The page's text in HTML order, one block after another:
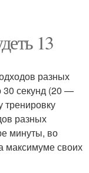
13
разных
30 секунд (20 —
тренировку
разных
минуты, во
максимуме своих